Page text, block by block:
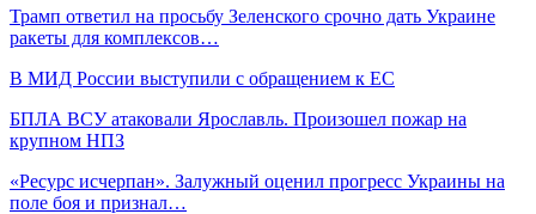
Трамп ответил на просьбу Зеленского срочно дать Украине
ракеты для комплексов…
В МИД России выступили с обращением к ЕС
БПЛА ВСУ атаковали Ярославль. Произошел пожар на
крупном НПЗ
«Ресурс исчерпан». Залужный оценил прогресс Украины на
поле боя и признал…